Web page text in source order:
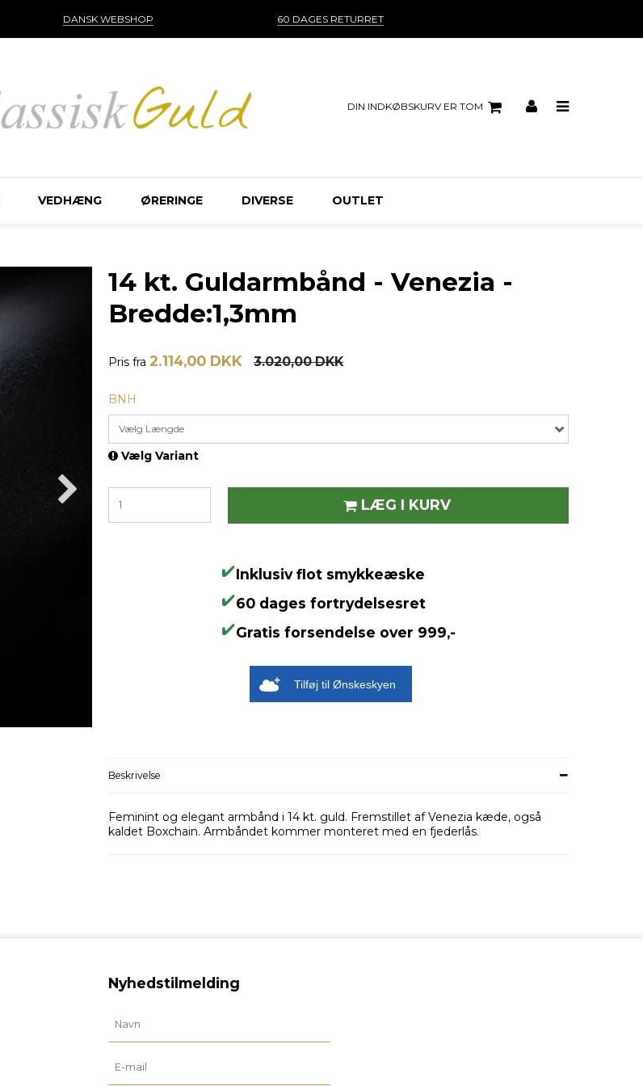
DANSK WEBSHOP 60 DAGES RETURRET
DIN INDKØBSKURV ER TOM
VEDHÆNG ØRERINGE DIVERSE OUTLET
14 kt. Guldarmbånd - Venezia -
Bredde:1,3mm
Pris fra 2.114,00 DKK 3.020,00 DKK
BNH
Vælg Længde
Vælg Variant
LÆG I KURV
Inklusiv flot smykkeæske
60 dages fortrydelsesret
Gratis forsendelse over 999,-
Tilføj til Ønskeskyen
Beskrivelse
Feminint og elegant armbånd i 14 kt. guld. Fremstillet af Venezia kæde, også
kaldet Boxchain. Armbåndet kommer monteret med en fjederlås.
Nyhedstilmelding